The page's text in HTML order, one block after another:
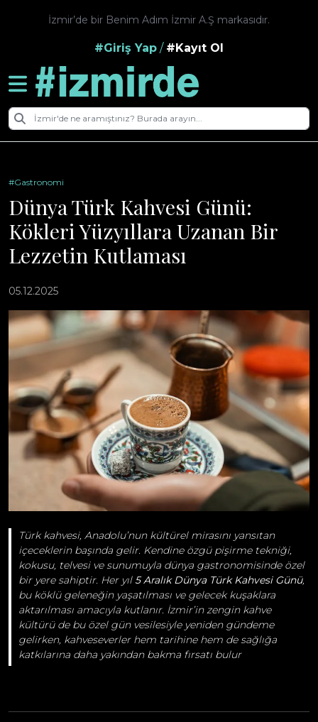
İzmir’de bir Benim Adım İzmir A.Ş markasıdır.
#Giriş Yap / #Kayıt Ol
#Gastronomi
Dünya Türk Kahvesi Günü:
Kökleri Yüzyıllara Uzanan Bir
Lezzetin Kutlaması
05.12.2025
Türk kahvesi, Anadolu’nun kültürel mirasını yansıtan
içeceklerin başında gelir. Kendine özgü pişirme tekniği,
kokusu, telvesi ve sunumuyla dünya gastronomisinde özel
bir yere sahiptir. Her yıl5 Aralık Dünya Türk Kahvesi Günü,
bu köklü geleneğin yaşatılması ve gelecek kuşaklara
aktarılması amacıyla kutlanır. İzmir’in zengin kahve
kültürü de bu özel gün vesilesiyle yeniden gündeme
gelirken, kahveseverler hem tarihine hem de sağlığa
katkılarına daha yakından bakma fırsatı bulur